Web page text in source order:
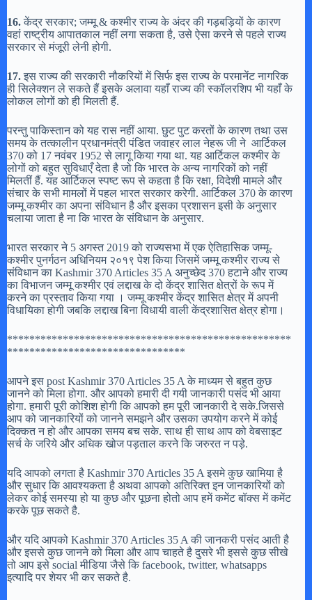
16.केंद्र सरकार; जम्मू & कश्मीर राज्य के अंदर की गड़बड़ियों के कारण
वहां राष्ट्रीय आपातकाल नहीं लगा सकता है, उसे ऐसा करने से पहले राज्य
सरकार से मंजूरी लेनी होगी.
17.इस राज्य की सरकारी नौकरियों में सिर्फ इस राज्य के परमानेंट नागरिक
ही सिलेक्शन ले सकते हैं इसके अलावा यहाँ राज्य की स्कॉलरशिप भी यहाँ के
लोकल लोगों को ही मिलती हैं.
परन्तु पाकिस्तान को यह रास नहीं आया. छुट पुट करतों के कारण तथा उस
समय के तत्कालीन प्रधानमंत्री पंडित जवाहर लाल नेहरू जी ने आर्टिकल
370 को 17 नवंबर 1952 से लागू किया गया था. यह आर्टिकल कश्मीर के
लोगों को बहुत सुविधाएँ देता है जो कि भारत के अन्य नागरिकों को नहीं
मिलतीं हैं. यह आर्टिकल स्पष्ट रूप से कहता है कि रक्षा, विदेशी मामले और
संचार के सभी मामलों में पहल भारत सरकार करेगी. आर्टिकल 370 के कारण
जम्मू कश्मीर का अपना संविधान है और इसका प्रशासन इसी के अनुसार
चलाया जाता है ना कि भारत के संविधान के अनुसार.
भारत सरकार ने 5 अगस्त 2019 को राज्यसभा में एक ऐतिहासिक जम्मू-
कश्मीर पुनर्गठन अधिनियम २०१९ पेश किया जिसमें जम्मू कश्मीर राज्य से
संविधान का Kashmir 370 Articles 35 A अनुच्छेद 370 हटाने और राज्य
का विभाजन जम्मू कश्मीर एवं लद्दाख के दो केंद्र शासित क्षेत्रों के रूप में
करने का प्रस्ताव किया गया । जम्मू कश्मीर केंद्र शासित क्षेत्र में अपनी
विधायिका होगी जबकि लद्दाख बिना विधायी वाली केंद्रशासित क्षेत्र होगा।
***************************************************
********************************
आपने इस post Kashmir 370 Articles 35 A के माध्यम से बहुत कुछ
जानने को मिला होगा. और आपको हमारी दी गयी जानकारी पसंद भी आया
होगा. हमारी पूरी कोशिश होगी कि आपको हम पूरी जानकारी दे सके.जिससे
आप को जानकारियों को जानने समझने और उसका उपयोग करने में कोई
दिक्कत न हो और आपका समय बच सके. साथ ही साथ आप को वेबसाइट
सर्च के जरिये और अधिक खोज पड़ताल करने कि जरुरत न पड़े.
यदि आपको लगता है Kashmir 370 Articles 35 A इसमे कुछ खामिया है
और सुधार कि आवश्यकता है अथवा आपको अतिरिक्त इन जानकारियों को
लेकर कोई समस्या हो या कुछ और पूछना होतो आप हमें कमेंट बॉक्स में कमेंट
करके पूछ सकते है.
और यदि आपको Kashmir 370 Articles 35 A की जानकरी पसंद आती है
और इससे कुछ जानने को मिला और आप चाहते है दुसरे भी इससे कुछ सीखे
तो आप इसे social मीडिया जैसे कि facebook, twitter, whatsapps
इत्यादि पर शेयर भी कर सकते है.